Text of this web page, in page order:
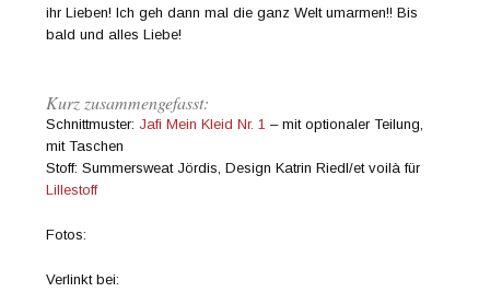
ihr Lieben! Ich geh dann mal die ganz Welt umarmen!! Bis
bald und alles Liebe!
Kurz zusammengefasst:
Schnittmuster: Jafi Mein Kleid Nr. 1 – mit optionaler Teilung,
mit Taschen
Stoff: Summersweat Jördis, Design Katrin Riedl/et voilà für
Lillestoff
Fotos:
Verlinkt bei: